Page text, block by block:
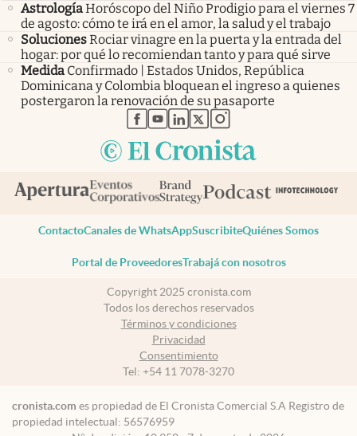
AstrologíaHoróscopo del Niño Prodigio para el viernes 7
de agosto: cómo te irá en el amor, la salud y el trabajo
SolucionesRociar vinagre en la puerta y la entrada del
hogar: por qué lo recomiendan tanto y para qué sirve
Medida Confirmado | Estados Unidos, República
Dominicana y Colombia bloquean el ingreso a quienes
postergaron la renovación de su pasaporte
abre en nueva pestaña
abre en nueva pestaña
abre en nueva pestaña
abre en nueva pestaña
abre en nueva pestaña
ContactoCanales de WhatsAppSuscribiteQuiénes Somos
Portal de ProveedoresTrabajá con nosotros
Copyright 2025 cronista.com
Todos los derechos reservados
Términos y condiciones
Privacidad
Consentimiento
Tel: +54 11 7078-3270
cronista.com es propiedad de El Cronista Comercial S.A Registro de
propiedad intelectual: 56576959